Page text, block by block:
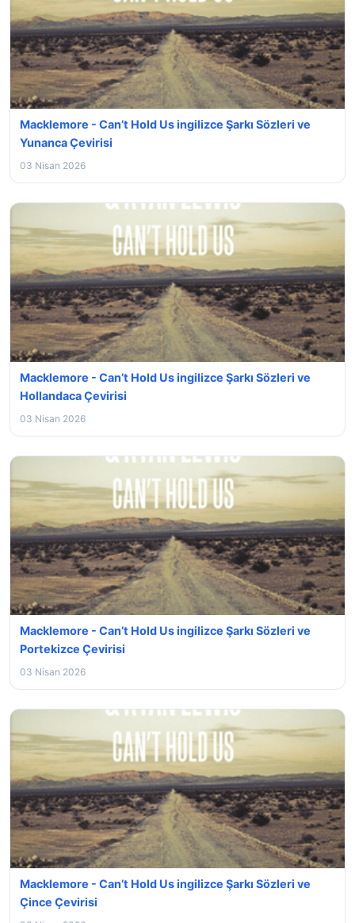
Macklemore - Can’t Hold Us ingilizce Şarkı Sözleri ve
Yunanca Çevirisi
03 Nisan 2026
Macklemore - Can’t Hold Us ingilizce Şarkı Sözleri ve
Hollandaca Çevirisi
03 Nisan 2026
Macklemore - Can’t Hold Us ingilizce Şarkı Sözleri ve
Portekizce Çevirisi
03 Nisan 2026
Macklemore - Can’t Hold Us ingilizce Şarkı Sözleri ve
Çince Çevirisi